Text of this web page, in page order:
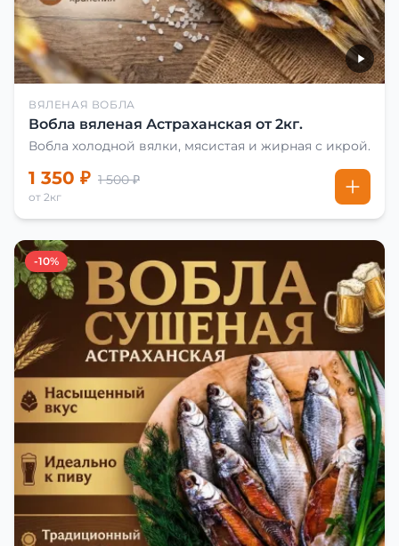
ВЯЛЕНАЯ ВОБЛА
Вобла вяленая Астраханская от 2кг.
Вобла холодной вялки, мясистая и жирная с икрой.
1 350 ₽ 1 500 ₽
от 2кг
-10%